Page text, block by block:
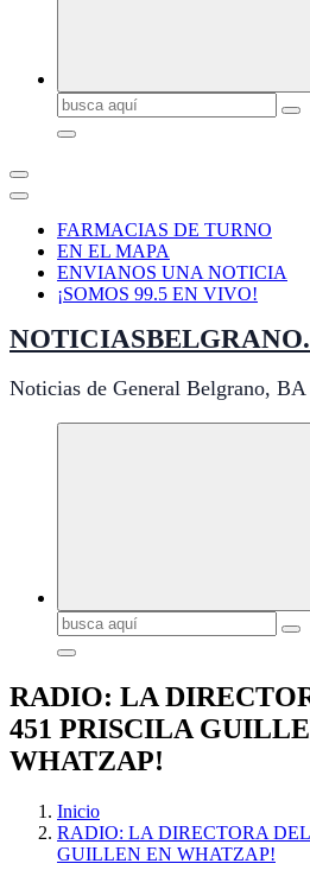
Buscar:
FARMACIAS DE TURNO
EN EL MAPA
ENVIANOS UNA NOTICIA
¡SOMOS 99.5 EN VIVO!
Noticias de General Belgrano, BA
Buscar:
RADIO: LA
451 PRISCILA
WHATZAP!
Inicio
RADIO: LA DIRECTORA
GUILLEN EN WHATZAP!